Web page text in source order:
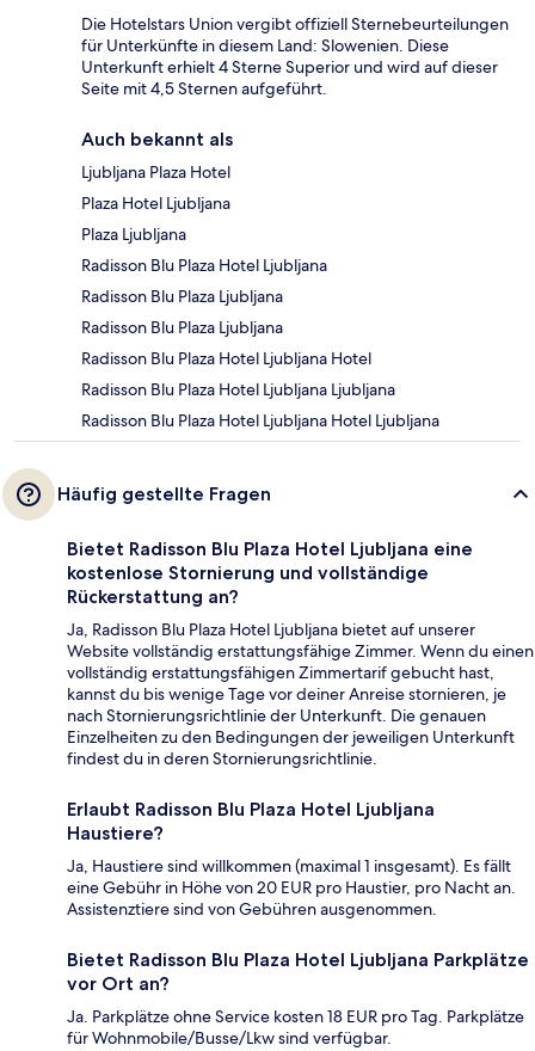
Die Hotelstars Union vergibt offiziell Sternebeurteilungen
für Unterkünfte in diesem Land: Slowenien. Diese
Unterkunft erhielt 4 Sterne Superior und wird auf dieser
Seite mit 4,5 Sternen aufgeführt.
Auch bekannt als
Ljubljana Plaza Hotel
Plaza Hotel Ljubljana
Plaza Ljubljana
Radisson Blu Plaza Hotel Ljubljana
Radisson Blu Plaza Ljubljana
Radisson Blu Plaza Ljubljana
Radisson Blu Plaza Hotel Ljubljana Hotel
Radisson Blu Plaza Hotel Ljubljana Ljubljana
Radisson Blu Plaza Hotel Ljubljana Hotel Ljubljana
Häufig gestellte Fragen
Bietet Radisson Blu Plaza Hotel Ljubljana eine
kostenlose Stornierung und vollständige
Rückerstattung an?
Ja, Radisson Blu Plaza Hotel Ljubljana bietet auf unserer
Website vollständig erstattungsfähige Zimmer. Wenn du einen
vollständig erstattungsfähigen Zimmertarif gebucht hast,
kannst du bis wenige Tage vor deiner Anreise stornieren, je
nach Stornierungsrichtlinie der Unterkunft. Die genauen
Einzelheiten zu den Bedingungen der jeweiligen Unterkunft
findest du in deren Stornierungsrichtlinie.
Erlaubt Radisson Blu Plaza Hotel Ljubljana
Haustiere?
Ja, Haustiere sind willkommen (maximal 1 insgesamt). Es fällt
eine Gebühr in Höhe von 20 EUR pro Haustier, pro Nacht an.
Assistenztiere sind von Gebühren ausgenommen.
Bietet Radisson Blu Plaza Hotel Ljubljana Parkplätze
vor Ort an?
Ja. Parkplätze ohne Service kosten 18 EUR pro Tag. Parkplätze
für Wohnmobile/Busse/Lkw sind verfügbar.